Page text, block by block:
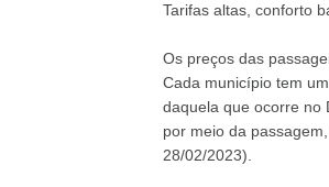
Tarifas altas, conforto
Os preços das
Cada município tem
daquela que ocorre no
por meio da
28/02/2023).